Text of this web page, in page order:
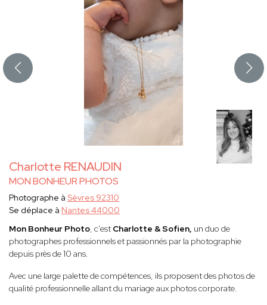
Charlotte RENAUDIN
MON BONHEUR PHOTOS
Photographe à Sèvres 92310
Se déplace à Nantes 44000
Mon Bonheur Photo, c'est Charlotte & Sofien, un duo de
photographes professionnels et passionnés par la photographie
depuis près de 10 ans.
Avec une large palette de compétences, ils proposent des photos de
qualité professionnelle allant du mariage aux photos corporate.